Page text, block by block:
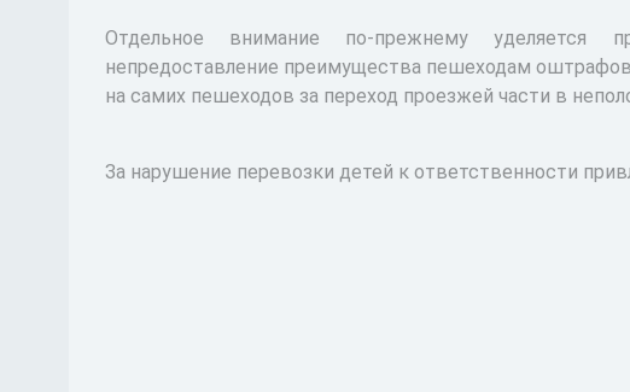
Отдельное внимание по-прежнему уделяется
непредоставление преимущества пешеходам
на самих пешеходов за переход проезжей части в
За нарушение перевозки детей к ответственности